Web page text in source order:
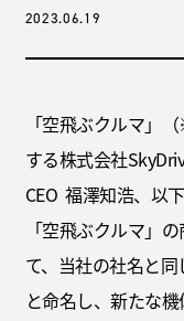
2023.06.19
「空飛ぶクルマ」
する株式会社
CEO 福澤知浩、以
「空飛ぶクルマ」
て、当社の社名と同
と命名し、新たな